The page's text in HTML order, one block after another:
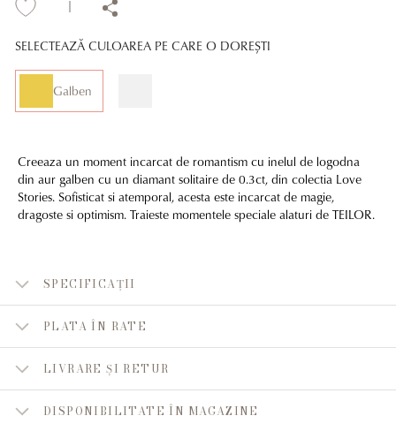
SELECTEAZĂ CULOAREA PE CARE O DOREȘTI
Galben
Creeaza un moment incarcat de romantism cu inelul de logodna
din aur galben cu un diamant solitaire de 0.3ct, din colectia Love
Stories. Sofisticat si atemporal, acesta este incarcat de magie,
dragoste si optimism. Traieste momentele speciale alaturi de TEILOR.
SPECIFICAȚII
PLATA ÎN RATE
LIVRARE ȘI RETUR
DISPONIBILITATE ÎN MAGAZINE